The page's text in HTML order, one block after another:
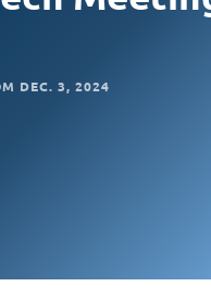
DEC. 3, 2024